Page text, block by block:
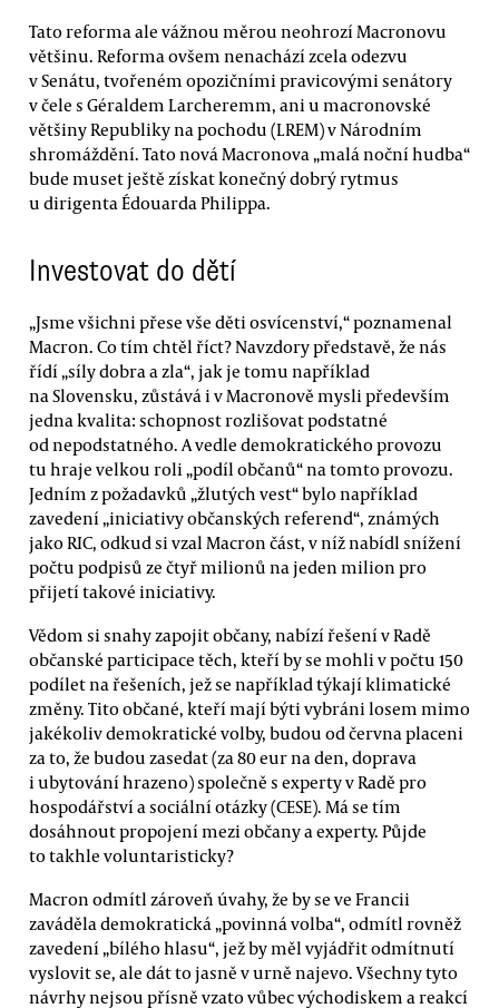
Tato reforma ale vážnou měrou neohrozí Macronovu
většinu. Reforma ovšem nenachází zcela odezvu
v Senátu, tvořeném opozičními pravicovými senátory
v čele s Géraldem Larcheremm, ani u macronovské
většiny Republiky na pochodu (LREM) v Národním
shromáždění. Tato nová Macronova „malá noční hudba“
bude muset ještě získat konečný dobrý rytmus
u dirigenta Édouarda Philippa.
Investovat do dětí
„Jsme všichni přese vše děti osvícenství,“ poznamenal
Macron. Co tím chtěl říct? Navzdory představě, že nás
řídí „síly dobra a zla“, jak je tomu například
na Slovensku, zůstává i v Macronově mysli především
jedna kvalita: schopnost rozlišovat podstatné
od nepodstatného. A vedle demokratického provozu
tu hraje velkou roli „podíl občanů“ na tomto provozu.
Jedním z požadavků „žlutých vest“ bylo například
zavedení „iniciativy občanských referend“, známých
jako RIC, odkud si vzal Macron část, v níž nabídl snížení
počtu podpisů ze čtyř milionů na jeden milion pro
přijetí takové iniciativy.
Vědom si snahy zapojit občany, nabízí řešení v Radě
občanské participace těch, kteří by se mohli v počtu 150
podílet na řešeních, jež se například týkají klimatické
změny. Tito občané, kteří mají býti vybráni losem mimo
jakékoliv demokratické volby, budou od června placeni
za to, že budou zasedat (za 80 eur na den, doprava
i ubytování hrazeno) společně s experty v Radě pro
hospodářství a sociální otázky (CESE). Má se tím
dosáhnout propojení mezi občany a experty. Půjde
to takhle voluntaristicky?
Macron odmítl zároveň úvahy, že by se ve Francii
zaváděla demokratická „povinná volba“, odmítl rovněž
zavedení „bílého hlasu“, jež by měl vyjádřit odmítnutí
vyslovit se, ale dát to jasně v urně najevo. Všechny tyto
návrhy nejsou přísně vzato vůbec východiskem a reakcí